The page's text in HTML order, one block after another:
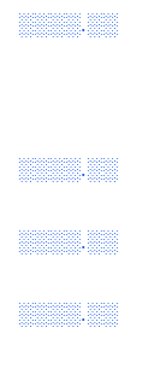
░░░░.░░
░░░░.░░
░░░░.░░
░░░░.░░